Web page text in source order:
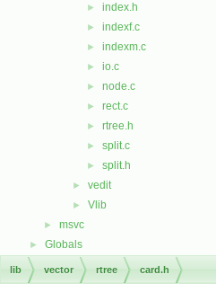
► index.h
► indexf.c
► indexm.c
► io.c
► node.c
► rect.c
► rtree.h
► split.c
► split.h
► vedit
► Vlib
► msvc
► Globals
lib vector rtree card.h